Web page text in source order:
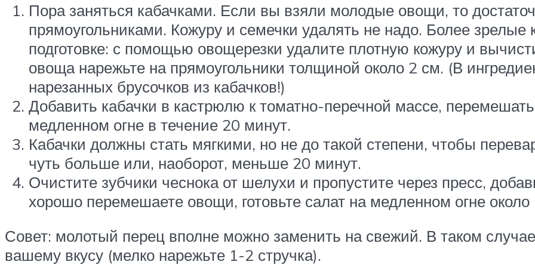
Пора заняться кабачками. Если вы взяли молодые овощи, то
прямоугольниками. Кожуру и семечки удалять не надо. Более зрелые
подготовке: с помощью овощерезки удалите плотную кожуру и
овоща нарежьте на прямоугольники толщиной около 2 см. (В
нарезанных брусочков из кабачков!)
Добавить кабачки в кастрюлю к томатно-перечной массе,
медленном огне в течение 20 минут.
Кабачки должны стать мягкими, но не до такой степени, чтобы
чуть больше или, наоборот, меньше 20 минут.
Очистите зубчики чеснока от шелухи и пропустите через пресс,
хорошо перемешаете овощи, готовьте салат на медленном огне
Совет: молотый перец вполне можно заменить на свежий. В таком
вашему вкусу (мелко нарежьте 1-2 стручка).